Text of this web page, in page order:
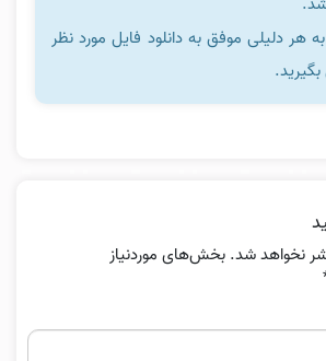
هر دلیلی موفق به دانلود فایل مورد نظر
نخواهد شد. بخش‌های موردنیاز